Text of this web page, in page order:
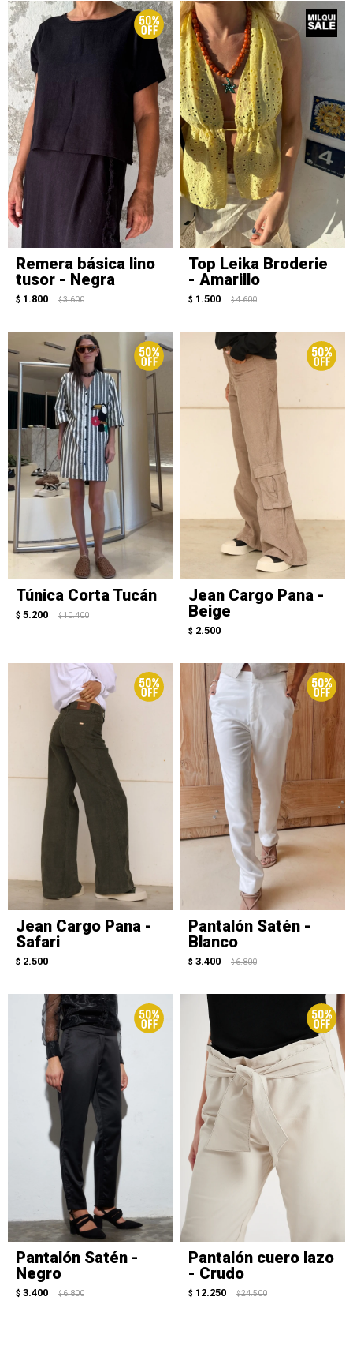
Remera básica lino
tusor - Negra
$ 1.800 $ 3.600
Top Leika Broderie
- Amarillo
$ 1.500 $ 4.600
Túnica Corta Tucán
$ 5.200 $ 10.400
Jean Cargo Pana -
Beige
$ 2.500
Jean Cargo Pana -
Safari
$ 2.500
Pantalón Satén -
Blanco
$ 3.400 $ 6.800
Pantalón Satén -
Negro
$ 3.400 $ 6.800
Pantalón cuero lazo
- Crudo
$ 12.250 $ 24.500